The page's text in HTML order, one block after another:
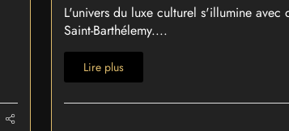
L'univers du luxe culturel s'illumine
Saint-Barthélemy....
Lire plus